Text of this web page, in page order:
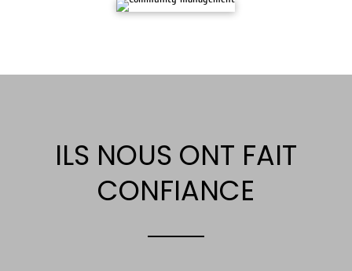
ILS NOUS ONT FAIT
CONFIANCE